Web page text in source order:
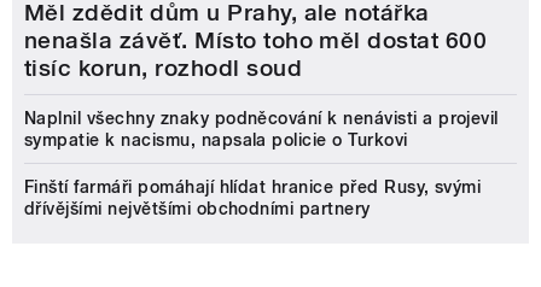
Měl zdědit dům u Prahy, ale notářka
nenašla závěť. Místo toho měl dostat 600
tisíc korun, rozhodl soud
Naplnil všechny znaky podněcování k nenávisti a projevil
sympatie k nacismu, napsala policie o Turkovi
Finští farmáři pomáhají hlídat hranice před Rusy, svými
dřívějšími největšími obchodními partnery